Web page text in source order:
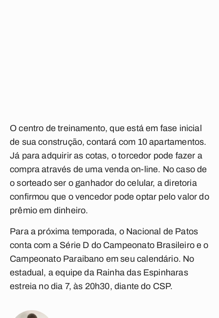
O centro de treinamento, que está em fase inicial
de sua construção, contará com 10 apartamentos.
Já para adquirir as cotas, o torcedor pode fazer a
compra através de uma venda on-line. No caso de
o sorteado ser o ganhador do celular, a diretoria
confirmou que o vencedor pode optar pelo valor do
prêmio em dinheiro.
Para a próxima temporada, o Nacional de Patos
conta com a Série D do Campeonato Brasileiro e o
Campeonato Paraibano em seu calendário. No
estadual, a equipe da Rainha das Espinharas
estreia no dia 7, às 20h30, diante do CSP.